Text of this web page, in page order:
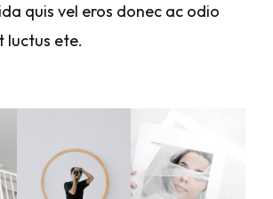
quis vel eros donec ac odio
luctus ete.